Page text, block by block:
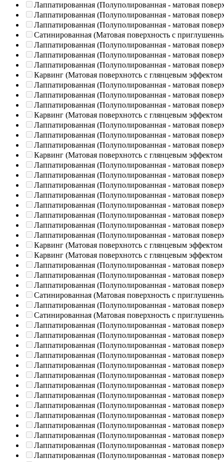
Лаппатированная (Полуполированная - матовая
Лаппатированная (Полуполированная - матовая
Лаппатированная (Полуполированная - матовая
Сатинированная (Матовая поверхность с
Лаппатированная (Полуполированная - матовая
Лаппатированная (Полуполированная - матовая
Лаппатированная (Полуполированная - матовая
Карвинг (Матовая поверхнотсь с глянцевым эффектом
Лаппатированная (Полуполированная - матовая
Лаппатированная (Полуполированная - матовая
Лаппатированная (Полуполированная - матовая
Карвинг (Матовая поверхнотсь с глянцевым эффектом
Лаппатированная (Полуполированная - матовая
Лаппатированная (Полуполированная - матовая
Лаппатированная (Полуполированная - матовая
Карвинг (Матовая поверхнотсь с глянцевым эффектом
Лаппатированная (Полуполированная - матовая
Лаппатированная (Полуполированная - матовая
Лаппатированная (Полуполированная - матовая
Лаппатированная (Полуполированная - матовая
Лаппатированная (Полуполированная - матовая
Лаппатированная (Полуполированная - матовая
Лаппатированная (Полуполированная - матовая
Лаппатированная (Полуполированная - матовая
Карвинг (Матовая поверхнотсь с глянцевым эффектом
Карвинг (Матовая поверхнотсь с глянцевым эффектом
Лаппатированная (Полуполированная - матовая
Лаппатированная (Полуполированная - матовая
Лаппатированная (Полуполированная - матовая
Сатинированная (Матовая поверхность с
Лаппатированная (Полуполированная - матовая
Сатинированная (Матовая поверхность с
Лаппатированная (Полуполированная - матовая
Лаппатированная (Полуполированная - матовая
Лаппатированная (Полуполированная - матовая
Лаппатированная (Полуполированная - матовая
Лаппатированная (Полуполированная - матовая
Лаппатированная (Полуполированная - матовая
Лаппатированная (Полуполированная - матовая
Лаппатированная (Полуполированная - матовая
Лаппатированная (Полуполированная - матовая
Лаппатированная (Полуполированная - матовая
Лаппатированная (Полуполированная - матовая
Лаппатированная (Полуполированная - матовая
Лаппатированная (Полуполированная - матовая
Лаппатированная (Полуполированная - матовая